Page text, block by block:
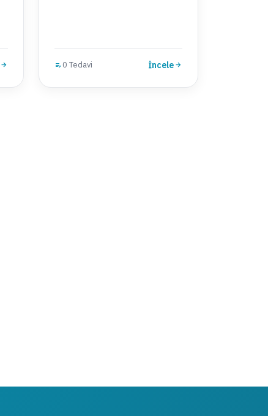
0 Tedavi İncele